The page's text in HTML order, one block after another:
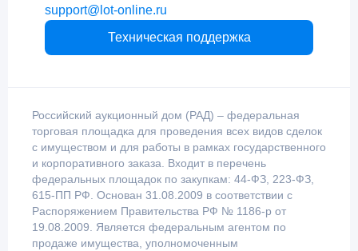
support@lot-online.ru
Техническая поддержка
Российский аукционный дом (РАД) – федеральная
торговая площадка для проведения всех видов сделок
с имуществом и для работы в рамках государственного
и корпоративного заказа. Входит в перечень
федеральных площадок по закупкам: 44-ФЗ, 223-ФЗ,
615-ПП РФ. Основан 31.08.2009 в соответствии с
Распоряжением Правительства РФ № 1186-р от
19.08.2009. Является федеральным агентом по
продаже имущества, уполномоченным